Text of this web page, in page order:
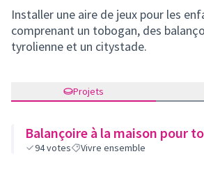
Installer une aire de jeux pour les
comprenant un tobogan, des
tyrolienne et un citystade.
Projets
Balançoire à la maison pour
94votes Vivre ensemble